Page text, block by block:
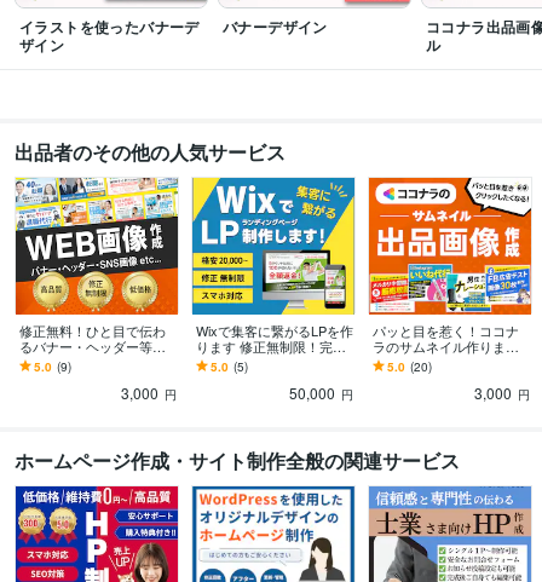
イラストを使ったバナーデ
ザイン
バナーデザイン
ココナラ出品画
ル
出品者のその他の人気サービス
修正無料！ひと目で伝わ
るバナー・ヘッダー等作
ります 修正無制限で、伝
わりやすいWEB画像をご
5.0 (9)
3,000 円
Wixで集客に繋がるLPを作
ります 修正無制限！完全
オリジナルのLP制作、お
任せください！
5.0 (5)
50,000 円
パッと目を惹く！ココナ
ラのサムネイル作ります
修正無料！分かりやすく
伝わるサムネイルをご提
5.0 (20)
3,000 円
ホームページ作成・サイト制作全般の関連サービス